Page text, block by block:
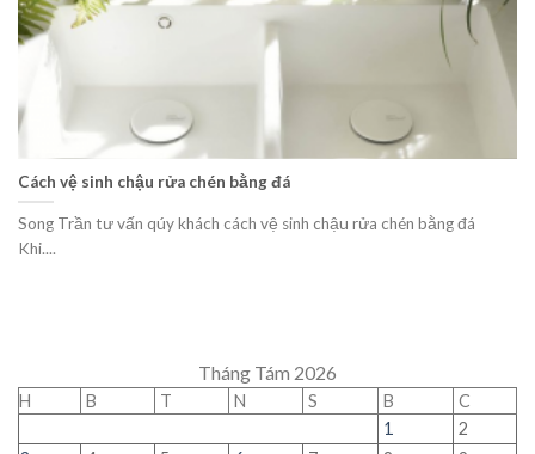
Cách vệ sinh chậu rửa chén bằng đá
Song Trần tư vấn qúy khách cách vệ sinh chậu rửa chén bằng đá
Khi....
Tháng Tám 2026
H B T N S B
C
1
2